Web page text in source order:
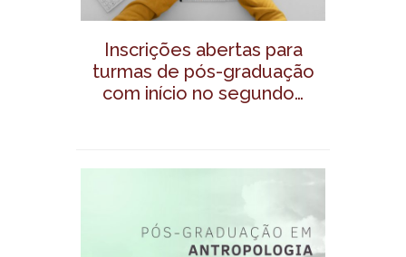
Inscrições abertas para
turmas de pós-graduação
com início no segundo…